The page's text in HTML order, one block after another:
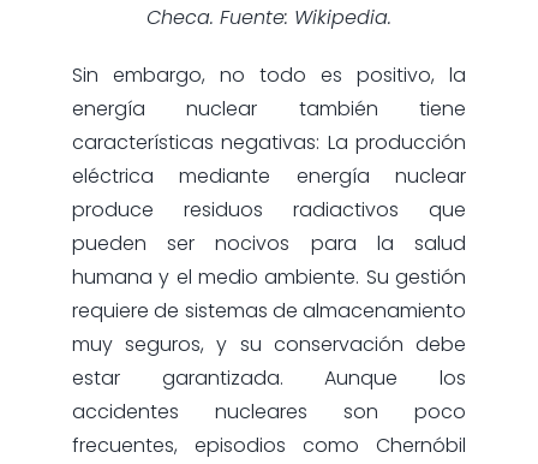
Checa. Fuente: Wikipedia.
Sin embargo, no todo es positivo, la
energía nuclear también tiene
características negativas: La producción
eléctrica mediante energía nuclear
produce residuos radiactivos que
pueden ser nocivos para la salud
humana y el medio ambiente. Su gestión
requiere de sistemas de almacenamiento
muy seguros, y su conservación debe
estar garantizada. Aunque los
accidentes nucleares son poco
frecuentes, episodios como Chernóbil